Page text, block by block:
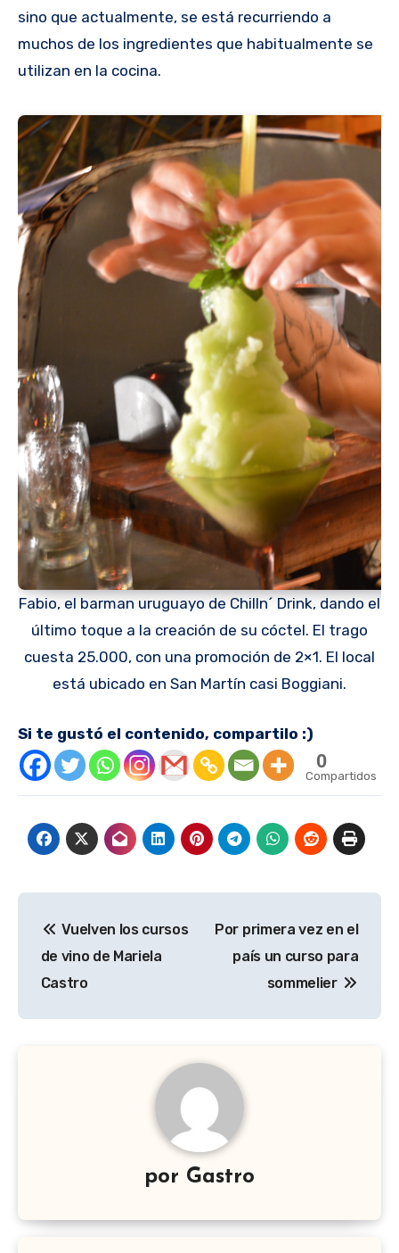
sino que actualmente, se está recurriendo a
muchos de los ingredientes que habitualmente se
utilizan en la cocina.
Fabio, el barman uruguayo de Chilln´ Drink, dando el
último toque a la creación de su cóctel. El trago
cuesta 25.000, con una promoción de 2×1. El local
está ubicado en San Martín casi Boggiani.
Si te gustó el contenido, compartilo :)
0
Compartidos
de
entradas
Vuelven los cursos
de vino de Mariela
Castro
Por primera vez en el
país un curso para
sommelier
por Gastro